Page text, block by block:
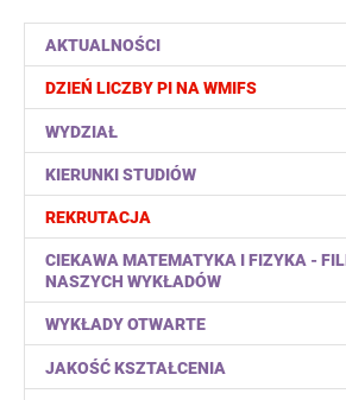
AKTUALNOŚCI
DZIEŃ LICZBY PI NA WMIFS
WYDZIAŁ
KIERUNKI STUDIÓW
REKRUTACJA
CIEKAWA MATEMATYKA I FIZYKA -
NASZYCH WYKŁADÓW
WYKŁADY OTWARTE
JAKOŚĆ KSZTAŁCENIA